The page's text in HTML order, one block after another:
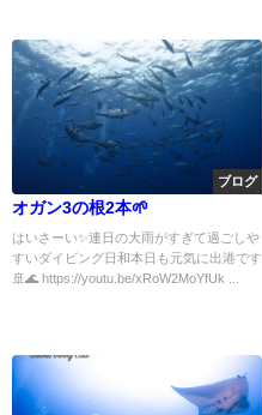
ブログ
オガン3の根2本🌱
はいさーい✨連日の大雨がすぎて過ごしや
すいダイビング日和本日も元気に出港です
🚢🌊 https://youtu.be/xRoW2MoYfUk ...